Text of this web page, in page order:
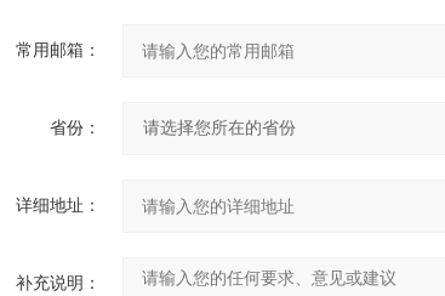
常用邮箱：
省份：
详细地址：
补充说明：